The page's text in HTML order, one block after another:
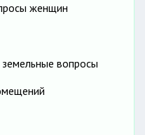
женщин
вопросы